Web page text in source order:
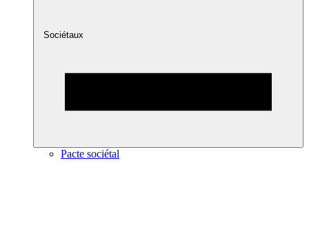
Sociétaux
Pacte sociétal